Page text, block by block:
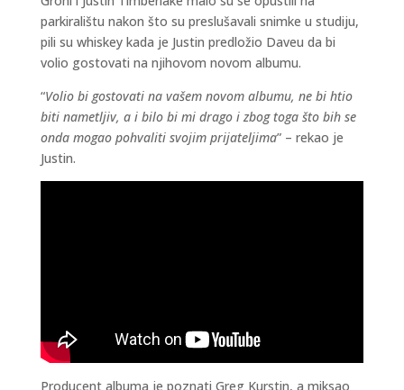
parkiralištu nakon što su preslušavali snimke u studiju,
pili su whiskey kada je Justin predložio Daveu da bi
volio gostovati na njihovom novom albumu.
“Volio bi gostovati na vašem novom albumu, ne bi htio
biti nametljiv, a i bilo bi mi drago i zbog toga što bih se
onda mogao pohvaliti svojim prijateljima” – rekao je
Justin.
Producent albuma je poznati Greg Kurstin, a miksao